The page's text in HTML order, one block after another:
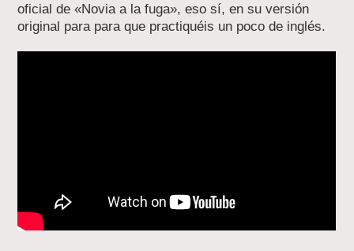
oficial de «Novia a la fuga», eso sí, en su versión
original para para que practiquéis un poco de inglés.